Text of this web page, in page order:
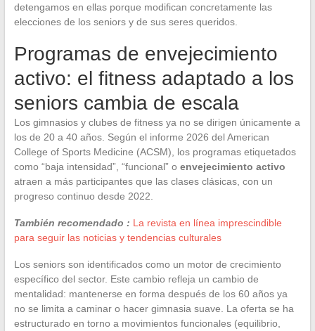
detengamos en ellas porque modifican concretamente las
elecciones de los seniors y de sus seres queridos.
Programas de envejecimiento
activo: el fitness adaptado a los
seniors cambia de escala
Los gimnasios y clubes de fitness ya no se dirigen únicamente a
los de 20 a 40 años. Según el informe 2026 del American
College of Sports Medicine (ACSM), los programas etiquetados
como “baja intensidad”, “funcional” o envejecimiento activo
atraen a más participantes que las clases clásicas, con un
progreso continuo desde 2022.
También recomendado : La revista en línea imprescindible
para seguir las noticias y tendencias culturales
Los seniors son identificados como un motor de crecimiento
específico del sector. Este cambio refleja un cambio de
mentalidad: mantenerse en forma después de los 60 años ya
no se limita a caminar o hacer gimnasia suave. La oferta se ha
estructurado en torno a movimientos funcionales (equilibrio,